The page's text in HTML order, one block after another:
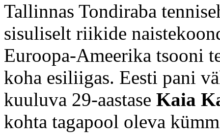
Tallinnas Tondiraba
sisuliselt riikide
Euroopa-Ameerika tsooni
koha esiliigas. Eesti pani
kuuluva 29-aastase Kaia
kohta tagapool oleva